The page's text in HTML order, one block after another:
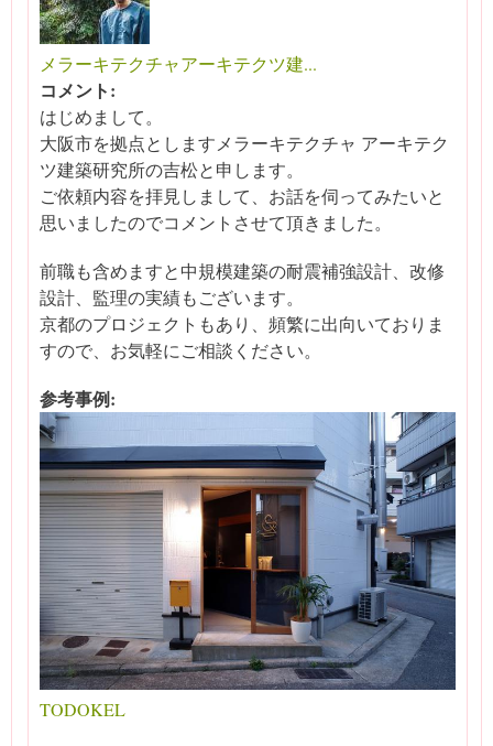
メラーキテクチャアーキテクツ建...
コメント:
はじめまして。
大阪市を拠点としますメラーキテクチャ アーキテク
ツ建築研究所の吉松と申します。
ご依頼内容を拝見しまして、お話を伺ってみたいと
思いましたのでコメントさせて頂きました。
前職も含めますと中規模建築の耐震補強設計、改修
設計、監理の実績もございます。
京都のプロジェクトもあり、頻繁に出向いておりま
すので、お気軽にご相談ください。
参考事例:
TODOKEL